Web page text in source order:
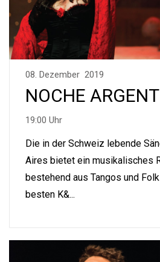
08. Dezember 2019
NOCHE
19:00 Uhr
Die in der Schweiz lebende
Aires bietet ein musikalisches
bestehend aus Tangos und
besten K&...